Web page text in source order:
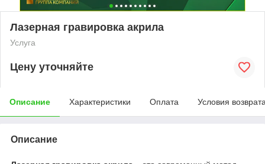
Лазерная гравировка акрила
Услуга
Цену уточняйте
Описание Характеристики Оплата Условия
Описание